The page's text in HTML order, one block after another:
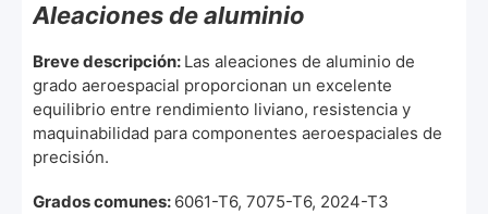
Aleaciones de aluminio
Breve descripción: Las aleaciones de aluminio de
grado aeroespacial proporcionan un excelente
equilibrio entre rendimiento liviano, resistencia y
maquinabilidad para componentes aeroespaciales de
precisión.
Grados comunes: 6061-T6, 7075-T6, 2024-T3